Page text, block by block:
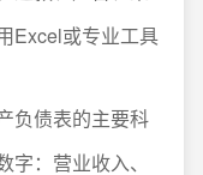
Excel或专业工具
负债表的主要科
：营业收入、